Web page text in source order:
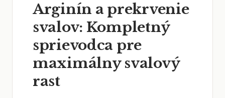
Arginín a prekrvenie
svalov: Kompletný
sprievodca pre
maximálny svalový
rast